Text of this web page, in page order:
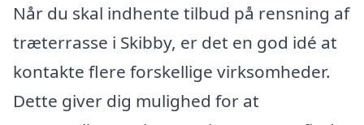
Når du skal indhente tilbud på rensning af
træterrasse i Skibby, er det en god idé at
kontakte flere forskellige virksomheder.
Dette giver dig mulighed for at